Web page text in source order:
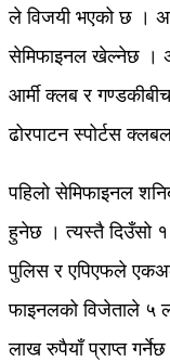
ले विजयी भएको छ ।
सेमिफाइनल खेल्नेछ ।
आर्मी क्लब र
ढोरपाटन स्पोर्टस
पहिलो सेमिफाइनल
हुनेछ । त्यस्तै दिउँसो १
पुलिस र एपिएफले
फाइनलको विजेताले ५
लाख रुपैयाँ प्राप्त